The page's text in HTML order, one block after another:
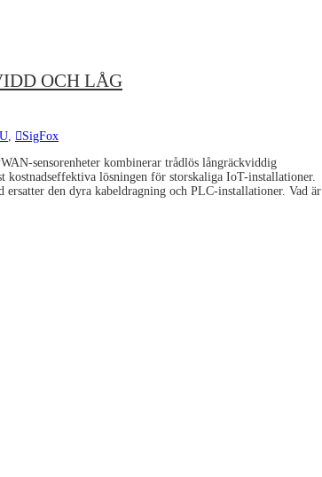
OCH LÅG
,
SigFox
sensorenheter kombinerar trådlös långräckviddig
lösningen för storskaliga IoT-installationer.
den dyra kabeldragning och PLC-installationer. Vad är